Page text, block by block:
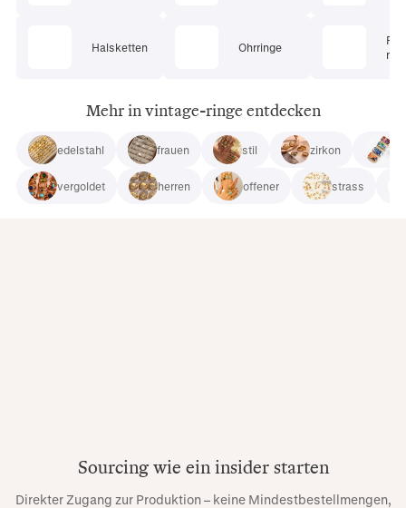
Halsketten Ohrringe
Mehr in vintage-ringe entdecken
edelstahl frauen stil zirkon
vergoldet herren offener strass
Sourcing wie ein insider starten
Direkter Zugang zur Produktion – keine Mindestbestellmengen,